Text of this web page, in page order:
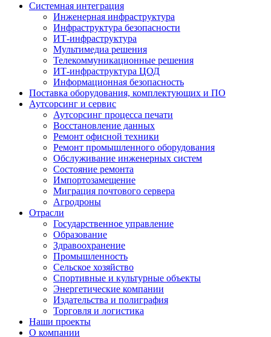
Системная интеграция
Инженерная инфраструктура
Инфраструктура безопасности
ИТ-инфраструктура
Мультимедиа решения
Телекоммуникационные решения
ИТ-инфраструктура ЦОД
Информационная безопасность
Поставка оборудования, комплектующих и ПО
Аутсорсинг и сервис
Аутсорсинг процесса печати
Восстановление данных
Ремонт офисной техники
Ремонт промышленного оборудования
Обслуживание инженерных систем
Состояние ремонта
Импортозамещение
Миграция почтового сервера
Агродроны
Отрасли
Государственное управление
Образование
Здравоохранение
Промышленность
Сельское хозяйство
Спортивные и культурные объекты
Энергетические компании
Издательства и полиграфия
Торговля и логистика
Наши проекты
О компании